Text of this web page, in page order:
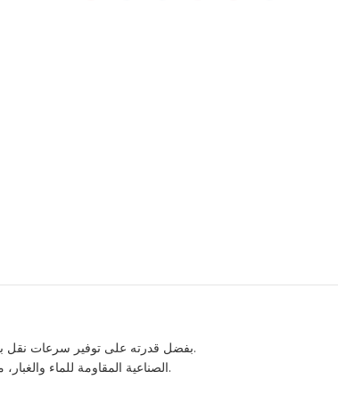
بفضل قدرته على توفير سرعات نقل بيانات تتراوح بين 10 و40 جيجابت في الثانية، يوفر هذا الموصل تجربة شبكة لا مثيل لها.
يلبي تصميمه المحمي بالكامل بزاوية 360 درجة معايير IP20 الصناعية المقاومة للماء والغبار، مما يضمن الحماية المثلى.